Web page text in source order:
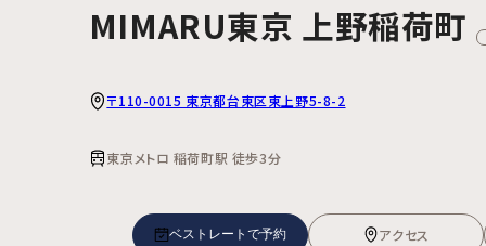
体験から探す
MIMARU東京 上野稲荷町
〒110-0015 東京都台東区東上野5-8-2
東京メトロ 稲荷町駅 徒歩3分
ベストレートで予約 アクセス